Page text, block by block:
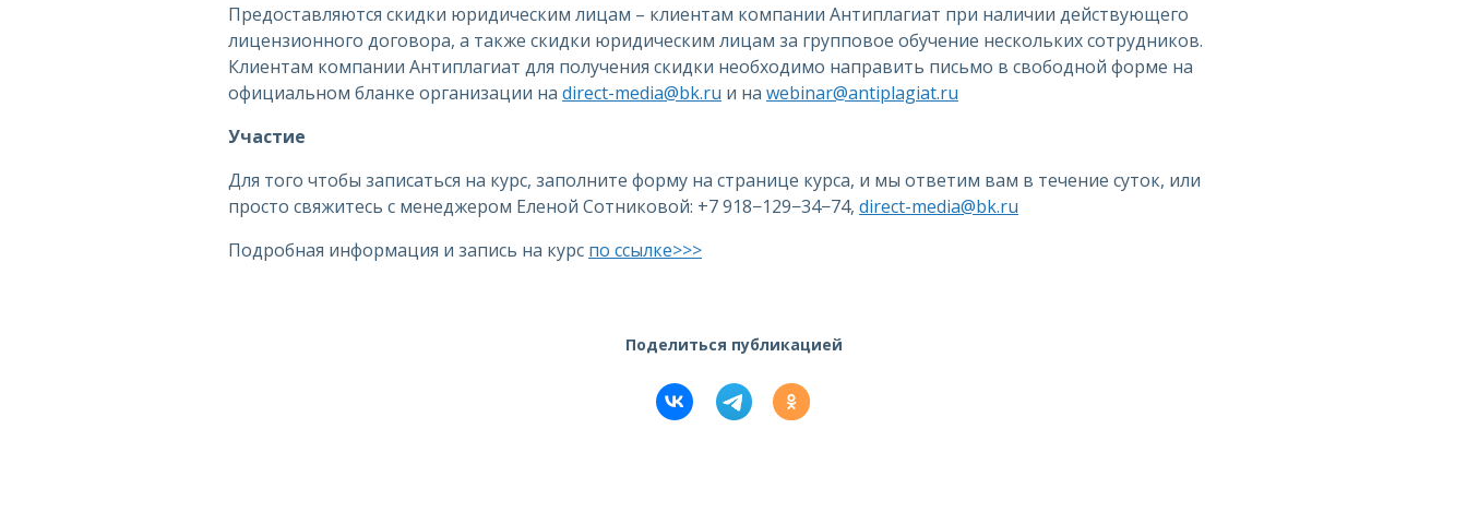
Предоставляются скидки юридическим лицам – клиентам компании Антиплагиат при наличии действующего
лицензионного договора, а также скидки юридическим лицам за групповое обучение нескольких сотрудников.
Клиентам компании Антиплагиат для получения скидки необходимо направить письмо в свободной форме на
официальном бланке организации на direct-media@bk.ru и на webinar@antiplagiat.ru
Участие
Для того чтобы записаться на курс, заполните форму на странице курса, и мы ответим вам в течение суток, или
просто свяжитесь с менеджером Еленой Сотниковой: +7 918−129−34−74, direct-media@bk.ru
Подробная информация и запись на курс по ссылке>>>
Поделиться публикацией